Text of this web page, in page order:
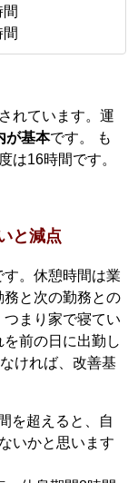
れています。運
が基本です。 も
は16時間です。
と減点
す。休憩時間は業
と次の勤務との
まり家で寝てい
前の日に出勤し
ければ、改善基
を超えると、自
いかと思います